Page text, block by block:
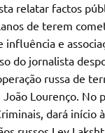
relatar factos
de terem
e
do jornalista
russa de
Lourenço. No
dará